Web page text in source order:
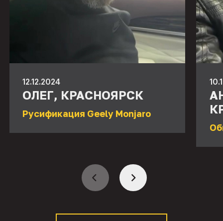
12.12.2024
ОЛЕГ, КРАСНОЯРСК
Русификация Geely Monjaro